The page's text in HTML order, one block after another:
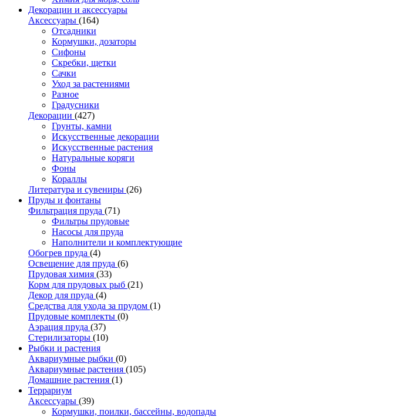
Декорации и аксессуары
Аксессуары (164)
Отсадники
Кормушки, дозаторы
Сифоны
Скребки, щетки
Сачки
Уход за растениями
Разное
Градусники
Декорации (427)
Грунты, камни
Искусственные декорации
Искусственные растения
Натуральные коряги
Фоны
Кораллы
Литература и сувениры (26)
Пруды и фонтаны
Фильтрация пруда (71)
Фильтры прудовые
Насосы для пруда
Наполнители и комплектующие
Обогрев пруда (4)
Освещение для пруда (6)
Прудовая химия (33)
Корм для прудовых рыб (21)
Декор для пруда (4)
Средства для ухода за прудом (1)
Прудовые комплекты (0)
Аэрация пруда (37)
Стерилизаторы (10)
Рыбки и растения
Аквариумные рыбки (0)
Аквариумные растения (105)
Домашние растения (1)
Террариум
Аксессуары (39)
Кормушки, поилки, бассейны, водопады